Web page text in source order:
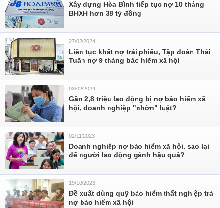
Xây dựng Hòa Bình tiếp tục nợ 10 tháng
BHXH hơn 38 tỷ đồng
27/02/2024
Liên tục khất nợ trái phiếu, Tập đoàn Thái
Tuấn nợ 9 tháng bảo hiểm xã hội
03/02/2024
Gần 2,8 triệu lao động bị nợ bảo hiểm xã
hội, doanh nghiệp "nhờn" luật?
02/11/2023
Doanh nghiệp nợ bảo hiểm xã hội, sao lại
để người lao động gánh hậu quả?
19/10/2023
Đề xuất dùng quỹ bảo hiểm thất nghiệp trả
nợ bảo hiểm xã hội